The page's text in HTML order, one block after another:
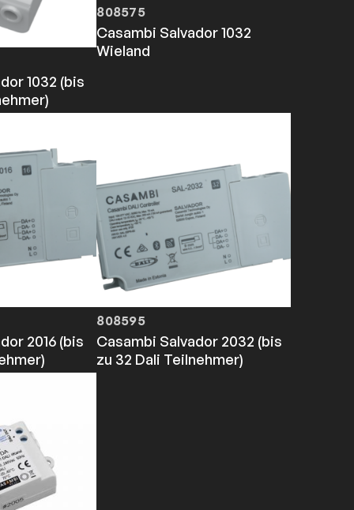
1032 (bis
808575
Casambi Salvador 1032
Wieland
2016 (bis
808595
Casambi Salvador 2032 (bis
zu 32 Dali Teilnehmer)